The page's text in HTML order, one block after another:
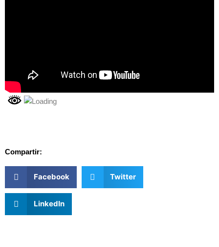
Compartir:
Facebook Twitter
LinkedIn